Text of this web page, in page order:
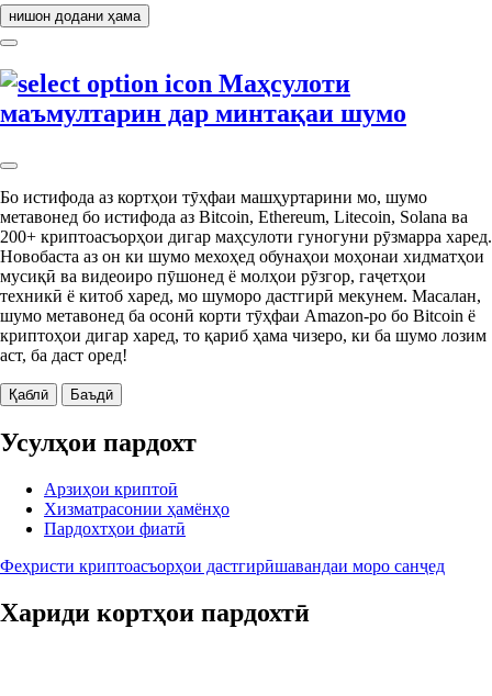
нишон додани ҳама
Маҳсулоти
маъмултарин дар минтақаи шумо
Бо истифода аз кортҳои тӯҳфаи машҳуртарини мо, шумо
метавонед бо истифода аз Bitcoin, Ethereum, Litecoin, Solana ва
200+ криптоасъорҳои дигар маҳсулоти гуногуни рӯзмарра харед.
Новобаста аз он ки шумо мехоҳед обунаҳои моҳонаи хидматҳои
мусиқӣ ва видеоиро пӯшонед ё молҳои рӯзгор, гаҷетҳои
техникӣ ё китоб харед, мо шуморо дастгирӣ мекунем. Масалан,
шумо метавонед ба осонӣ корти тӯҳфаи Amazon-ро бо Bitcoin ё
криптоҳои дигар харед, то қариб ҳама чизеро, ки ба шумо лозим
аст, ба даст оред!
Қаблӣ Баъдӣ
Усулҳои пардохт
Арзиҳои криптоӣ
Хизматрасонии ҳамёнҳо
Пардохтҳои фиатӣ
Феҳристи криптоасъорҳои дастгирӣшавандаи моро санҷед
Хариди кортҳои пардохтӣ